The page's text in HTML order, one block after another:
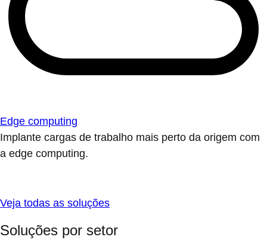
Edge computing
Implante cargas de trabalho mais perto da origem com
a edge computing.
Veja todas as soluções
Soluções por setor